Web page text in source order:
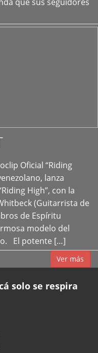
Oficial “Riding
lanza
High”, con la
(Guitarrista de
de Espíritu
modelo del
El potente […]
Ver más
solo se respira